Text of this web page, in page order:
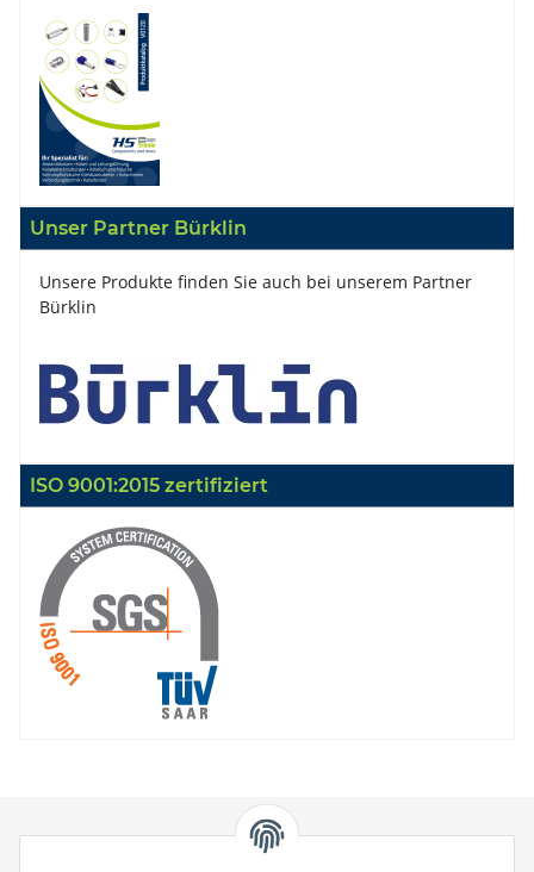
Unser Partner Bürklin
Unsere Produkte finden Sie auch bei unserem Partner
Bürklin
ISO 9001:2015 zertifiziert